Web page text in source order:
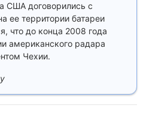
США договорились с
ее территории батареи
что до конца 2008 года
американского радара
Чехии.